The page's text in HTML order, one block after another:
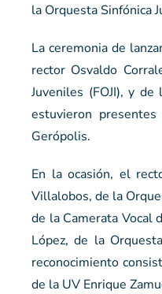
la Orquesta Sinfónica
La ceremonia de
rector Osvaldo
Juveniles (FOJI), y
estuvieron
Gerópolis.
En la ocasión, el
Villalobos, de la
de la Camerata Vocal
López, de la
reconocimiento
de la UV Enrique